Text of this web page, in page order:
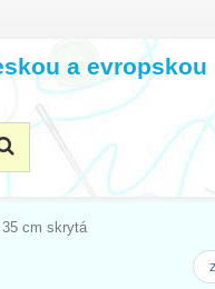
a evropskou
cm skrytá